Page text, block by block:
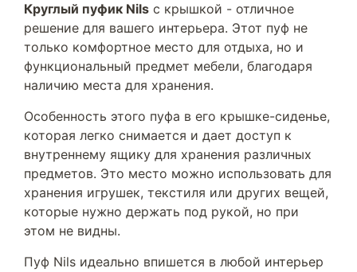
Круглый пуфик Nils с крышкой - отличное
решение для вашего интерьера. Этот пуф не
только комфортное место для отдыха, но и
функциональный предмет мебели, благодаря
наличию места для хранения.
Особенность этого пуфа в его крышке-сиденье,
которая легко снимается и дает доступ к
внутреннему ящику для хранения различных
предметов. Это место можно использовать для
хранения игрушек, текстиля или других вещей,
которые нужно держать под рукой, но при
этом не видны.
Пуф Nils идеально впишется в любой интерьер